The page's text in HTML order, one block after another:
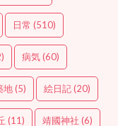
日常 (510)
病気(60)
地(5) 絵日記(20)
(11) 靖國神社 (6)